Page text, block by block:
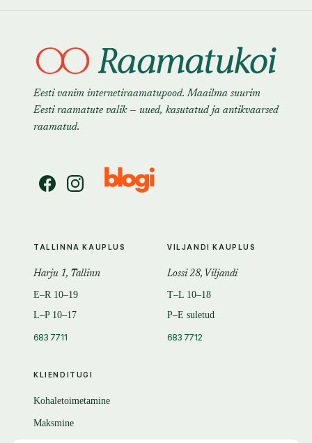
Eesti vanim internetiraamatupood. Maailma suurim
Eesti raamatute valik — uued, kasutatud ja antikvaarsed
raamatud.
KLIENDITUGI
Kohaletoimetamine
Maksmine
TALLINNA KAUPLUS
Harju 1, Tallinn
E–R 10–19
L–P 10–17
683 7711
VILJANDI KAUPLUS
Lossi 28, Viljandi
T–L 10–18
P–E suletud
683 7712